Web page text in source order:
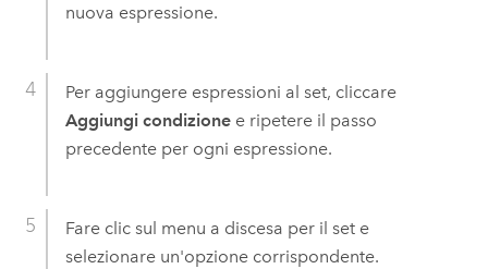
nuova espressione.
Per aggiungere espressioni al set, cliccare
Aggiungi condizionee ripetere il passo
precedente per ogni espressione.
Fare clic sul menu a discesa per il set e
selezionare un'opzione corrispondente.